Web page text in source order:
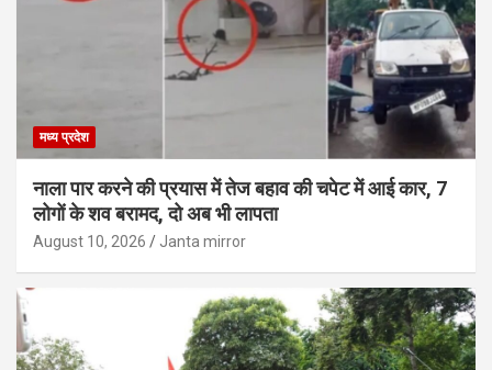
मध्य प्रदेश
नाला पार करने की प्रयास में तेज बहाव की चपेट में आई कार, 7
लोगों के शव बरामद, दो अब भी लापता
August 10, 2026 Janta mirror